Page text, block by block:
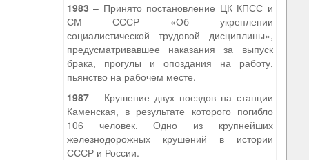
1983 – Принято постановление ЦК КПСС и
СМ СССР «Об укреплении
социалистической трудовой дисциплины»,
предусматривавшее наказания за выпуск
брака, прогулы и опоздания на работу,
пьянство на рабочем месте.
1987– Крушение двух поездов на станции
Каменская, в результате которого погибло
106 человек. Одно из крупнейших
железнодорожных крушений в истории
СССР и России.